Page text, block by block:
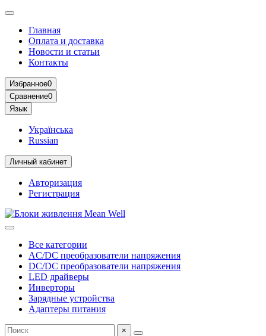
Главная
Оплата и доставка
Новости и статьи
Контакты
Избранное0
Сравнение0
Язык
Українська
Russian
Личный кабинет
Авторизация
Регистрация
Все категории
AC/DC преобразователи напряжения
DC/DC преобразователи напряжения
LED драйверы
Инверторы
Зарядные устройства
Адаптеры питания
×